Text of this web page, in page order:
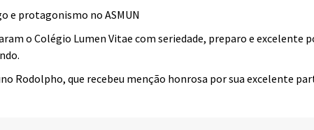
e protagonismo no ASMUN
o Colégio Lumen Vitae com seriedade, preparo e
Rodolpho, que recebeu menção honrosa por sua excelente